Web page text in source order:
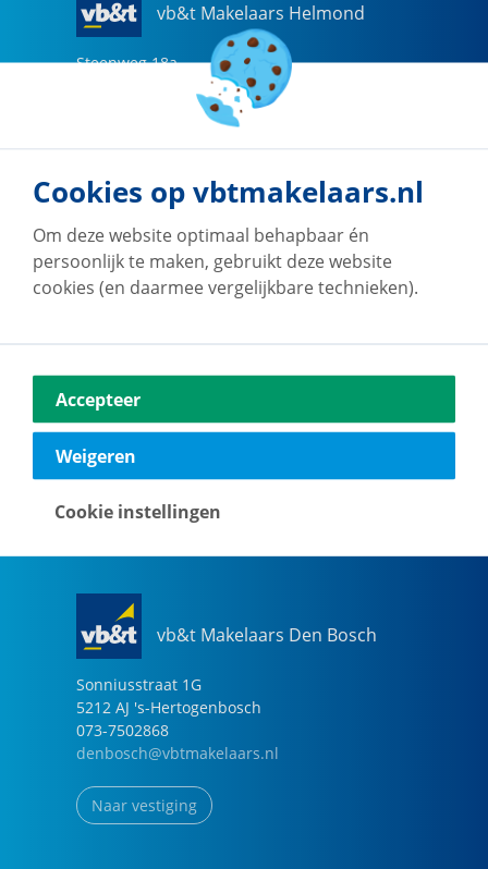
vb&t Makelaars Helmond
Steenweg 18a
helmond@vbtmakelaars.nl
Naar vestiging
Vestdijk 180
5611 CZ Eindhoven
040-2696949
vb&t Makelaars Den Bosch
Sonniusstraat 1G
5212 AJ 's-Hertogenbosch
073-7502868
denbosch@vbtmakelaars.nl
Naar vestiging
Cookies op vbtmakelaars.nl
Om deze website optimaal behapbaar én
persoonlijk te maken, gebruikt deze website
cookies (en daarmee vergelijkbare technieken).
Accepteer
Weigeren
Cookie instellingen